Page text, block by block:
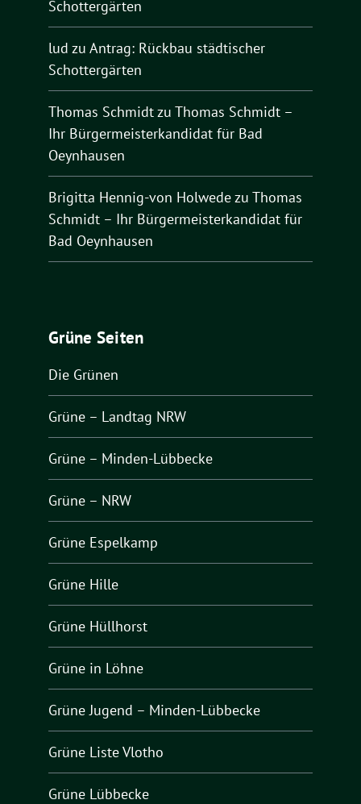
Schottergärten
lud zu Antrag: Rückbau städtischer
Schottergärten
Thomas Schmidtzu Thomas Schmidt –
Ihr Bürgermeisterkandidat für Bad
Oeynhausen
Brigitta Hennig-von Holwedezu Thomas
Schmidt – Ihr Bürgermeisterkandidat für
Bad Oeynhausen
Grüne Seiten
Die Grünen
Grüne – Landtag NRW
Grüne – Minden-Lübbecke
Grüne – NRW
Grüne Espelkamp
Grüne Hille
Grüne Hüllhorst
Grüne in Löhne
Grüne Jugend – Minden-Lübbecke
Grüne Liste Vlotho
Grüne Lübbecke